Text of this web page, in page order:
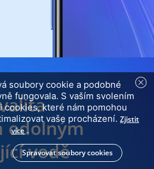
odolným
vodě
soubory cookie a podobné
fungovala. S vaším svolením
cookies, které nám pomohou
vaše procházení. Zjistit
více.
Spravovat soubory cookies